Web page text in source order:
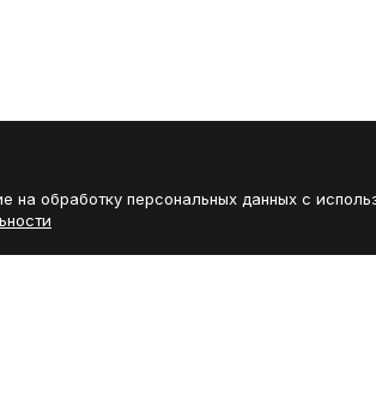
обработку персональных данных с